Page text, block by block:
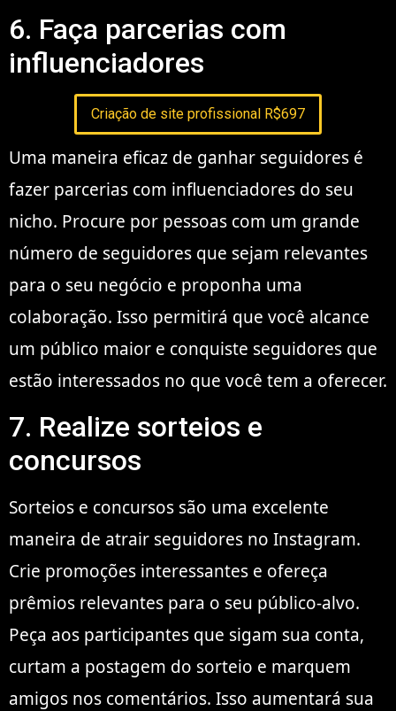
6. Faça parcerias com
influenciadores
Criação de site profissional R$697
Uma maneira eficaz de ganhar seguidores é
fazer parcerias com influenciadores do seu
nicho. Procure por pessoas com um grande
número de seguidores que sejam relevantes
para o seu negócio e proponha uma
colaboração. Isso permitirá que você alcance
um público maior e conquiste seguidores que
estão interessados no que você tem a oferecer.
7. Realize sorteios e
concursos
Sorteios e concursos são uma excelente
maneira de atrair seguidores no Instagram.
Crie promoções interessantes e ofereça
prêmios relevantes para o seu público-alvo.
Peça aos participantes que sigam sua conta,
curtam a postagem do sorteio e marquem
amigos nos comentários. Isso aumentará sua